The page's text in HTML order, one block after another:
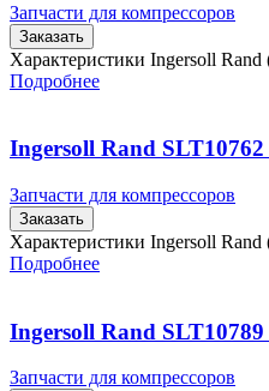
Запчасти для компрессоров
Заказать
Характеристики Ingersoll
Подробнее
Ingersoll Rand
Запчасти для компрессоров
Заказать
Характеристики Ingersoll
Подробнее
Ingersoll Rand
Запчасти для компрессоров